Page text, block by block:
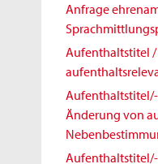
Anfrage
Aufenthaltstitel
Änderung von